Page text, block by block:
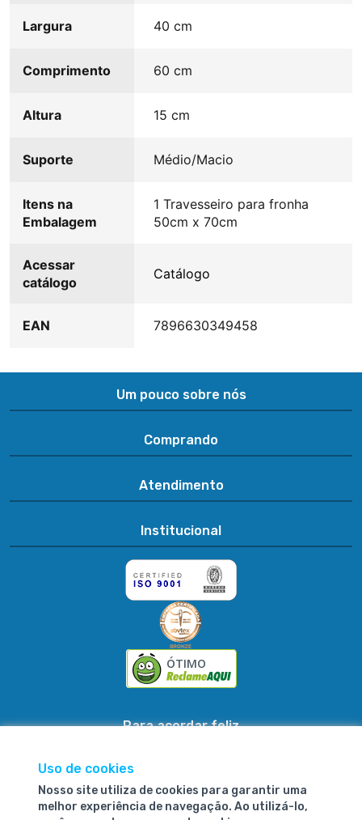
Largura 40 cm
Comprimento 60 cm
Altura 15 cm
Suporte Médio/Macio
Itens na
Embalagem
1 Travesseiro para fronha
50cm x 70cm
Acessar
catálogo
Catálogo
EAN 7896630349458
Um pouco sobre nós
Comprando
Atendimento
Institucional
ÓTIMO
Para acordar feliz
Fibrasca Química e Têxtil S.A.
Uso de cookies
Nosso site utiliza de cookies para garantir uma
melhor experiência de navegação. Ao utilizá-lo,